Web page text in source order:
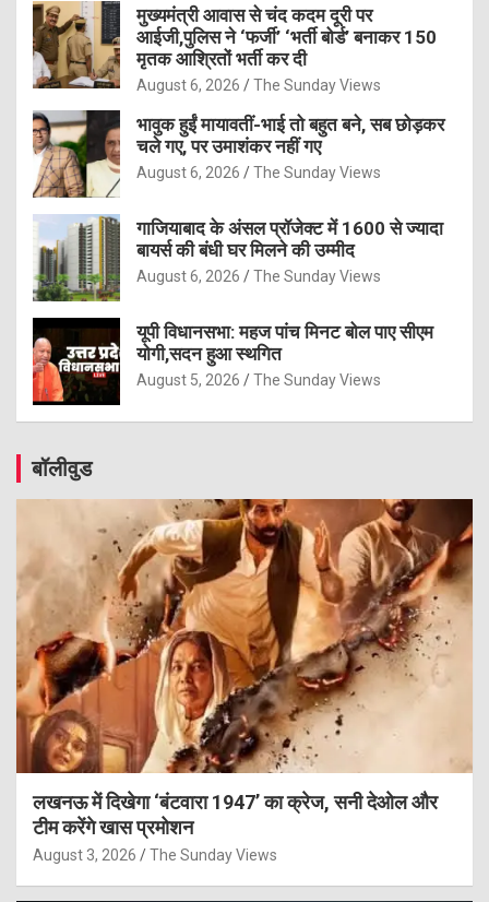
मुख्यमंत्री आवास से चंद कदम दूरी पर
आईजी,पुलिस ने ‘फर्जी’ ‘भर्ती बोर्ड’ बनाकर 150
मृतक आश्रितों भर्ती कर दी
August 6, 2026 The Sunday Views
भावुक हुईं मायावतीं-भाई तो बहुत बने, सब छोड़कर
चले गए, पर उमाशंकर नहीं गए
August 6, 2026 The Sunday Views
गाजियाबाद के अंसल प्रॉजेक्ट में 1600 से ज्यादा
बायर्स की बंधी घर मिलने की उम्मीद
August 6, 2026 The Sunday Views
यूपी विधानसभा: महज पांच मिनट बोल पाए सीएम
योगी,सदन हुआ स्थगित
August 5, 2026 The Sunday Views
बॉलीवुड
लखनऊ में दिखेगा ‘बंटवारा 1947’ का क्रेज, सनी देओल और
टीम करेंगे खास प्रमोशन
August 3, 2026 The Sunday Views